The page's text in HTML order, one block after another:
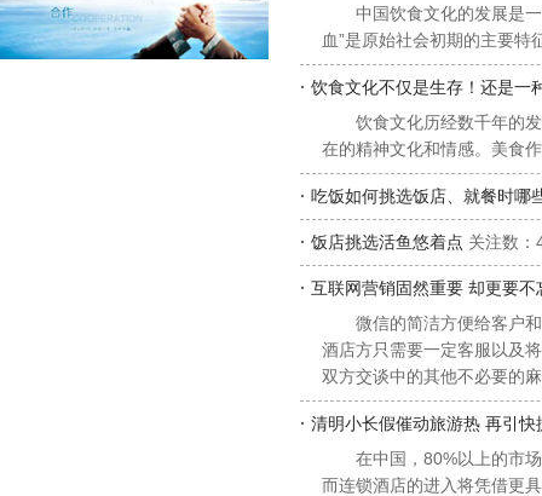
中国饮食文化的发展是
血”是原始社会初期的主要
· 饮食文化不仅是生存！还是一
饮食文化历经数千年的
在的精神文化和情感。美食
· 吃饭如何挑选饭店、就餐时
· 饭店挑选活鱼悠着点 关注数：
· 互联网营销固然重要 却更要不
微信的简洁方便给客户
酒店方只需要一定客服以及
双方交谈中的其他不必要的
· 清明小长假催动旅游热 再引快
在中国，80%以上的市
而连锁酒店的进入将凭借更